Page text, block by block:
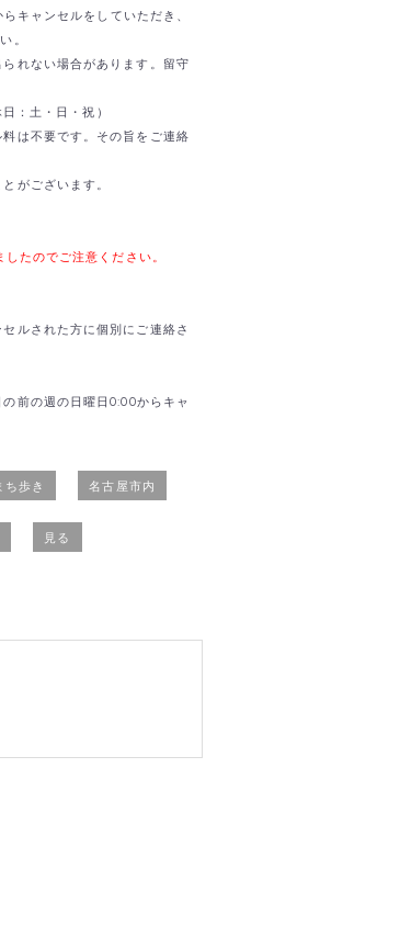
キャンセルをしていただき、
。
れない場合があります。留守
：土・日・祝）
は不要です。その旨をご連絡
がございます。
たのでご注意ください。
ルされた方に個別にご連絡さ
前の週の日曜日0:00からキャ
ち歩き 名古屋市内
見る